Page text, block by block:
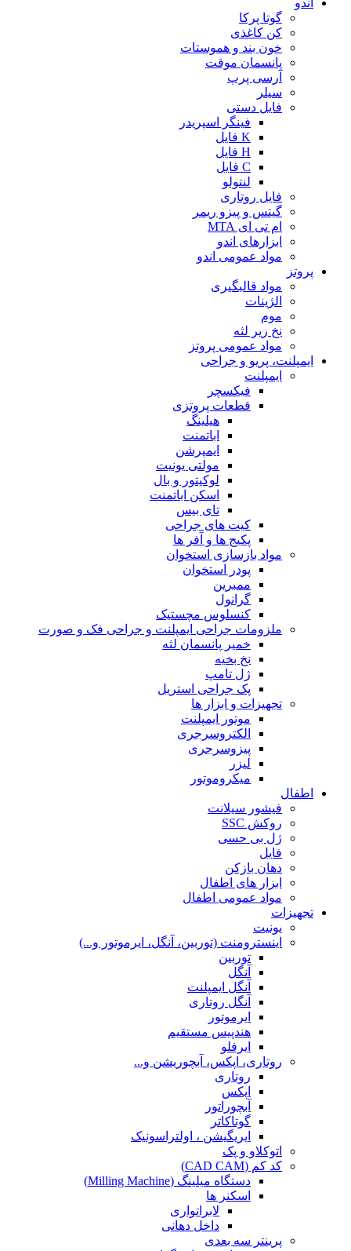
اندو
گوتا پرکا
کن کاغذی
خون بند و هموستات
پانسمان موقت
آرسی پرپ
سیلر
فایل دستی
فینگر اسپریدر
K فایل
H فایل
C فایل
لنتولو
فایل روتاری
گیتس و پیزو ریمر
ام تی ای MTA
ابزارهای اندو
مواد عمومی اندو
پروتز
مواد قالبگیری
الژینات
موم
نخ زیر لثه
مواد عمومی پروتز
ایمپلنت، پریو و جراحی
ایمپلنت
فیکسچر
قطعات پروتزی
هیلینگ
اباتمنت
ایمپرشن
مولتی یونیت
لوکیتور و بال
اسکن اباتمنت
تای بیس
کیت های جراحی
پکیج ها و آفر ها
مواد بازسازی استخوان
پودر استخوان
ممبرین
گرانول
کنسلوس مچستیک
ملزومات جراحی ایمپلنت و جراحی فک و صورت
خمیر پانسمان لثه
نخ بخیه
ژل تامپ
پک جراحی استریل
تجهیزات و ابزار ها
موتور ایمپلنت
الکتروسرجری
پیزوسرجری
لیزر
میکروموتور
اطفال
فیشور سیلانت
روکش SSC
ژل بی حسی
فایل
دهان بازکن
ابزار های اطفال
مواد عمومی اطفال
تجهیزات
یونیت
اینسترومنت (توربین، آنگل، ایرموتور و...)
توربین
آنگل
آنگل ایمپلنت
آنگل روتاری
ایرموتور
هندپیس مستقیم
ایرفلو
روتاری، اپکس، آبچوریشن و...
روتاری
اپکس
آبچوراتور
گوتاکاتر
ایریگیشن ، اولتراسونیک
اتوکلاو و پک
کد کم (CAD CAM)
دستگاه میلینگ (Milling Machine)
اسکنر ها
لابراتواری
داخل دهانی
پرینتر سه بعدی